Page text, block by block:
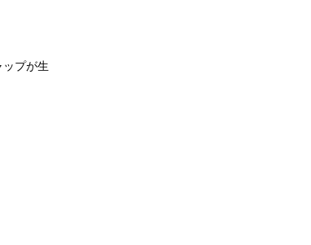
プが生